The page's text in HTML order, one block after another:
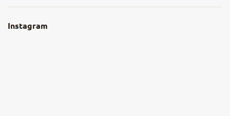
Obchodní podmínky
Nejčastější dotazy
Instagram